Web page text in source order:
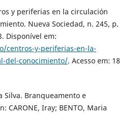
y periferias en la circulación
Nueva Sociedad, n. 245, p.
Disponível em:
centros-y-periferias-en-la-
del-conocimiento/. Acesso em: 18
Silva. Branqueamento e
CARONE, Iray; BENTO, Maria